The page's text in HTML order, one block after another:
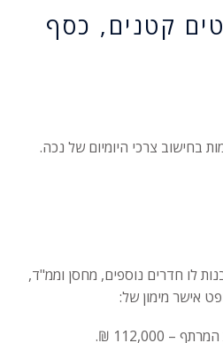
קטנים, כסף
בחישוב צרכי היומיום של נכה.
לו חדרים נוספים, מחסן וממ"ד,
אישר מימון של:
112,000 ₪.